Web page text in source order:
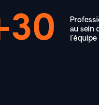
30
au sein
l'équipe